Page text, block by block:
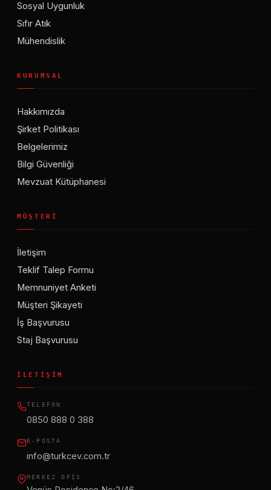
Sosyal Uygunluk
Sıfır Atık
Mühendislik
KURUMSAL
Hakkımızda
Şirket Politikası
Belgelerimiz
Bilgi Güvenliği
Mevzuat Kütüphanesi
MÜŞTERI
İletişim
Teklif Talep Formu
Memnuniyet Anketi
Müşteri Şikayeti
İş Başvurusu
Staj Başvurusu
İLETIŞIM
TELEFON
0850 888 0 388
E-POSTA
info@turkcev.com.tr
MERKEZ OFIS